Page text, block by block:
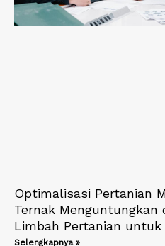
Optimalisasi Pertanian
Ternak Menguntungkan
Limbah Pertanian untuk
Selengkapnya »